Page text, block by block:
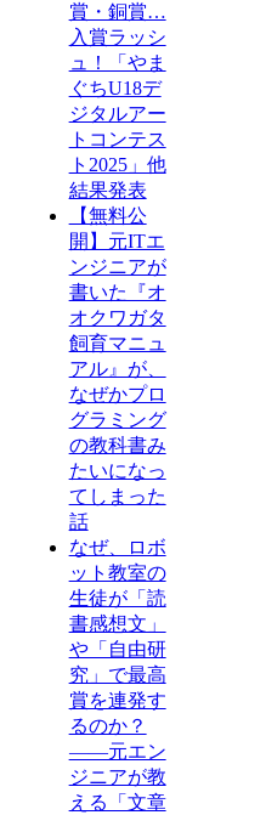
賞・銅賞…
入賞ラッシ
ュ！「やま
ぐちU18デ
ジタルアー
トコンテス
ト2025」他
結果発表
【無料公
開】元ITエ
ンジニアが
書いた『オ
オクワガタ
飼育マニュ
アル』が、
なぜかプロ
グラミング
の教科書み
たいになっ
てしまった
話
なぜ、ロボ
ット教室の
生徒が「読
書感想文」
や「自由研
究」で最高
賞を連発す
るのか？
——元エン
ジニアが教
える「文章